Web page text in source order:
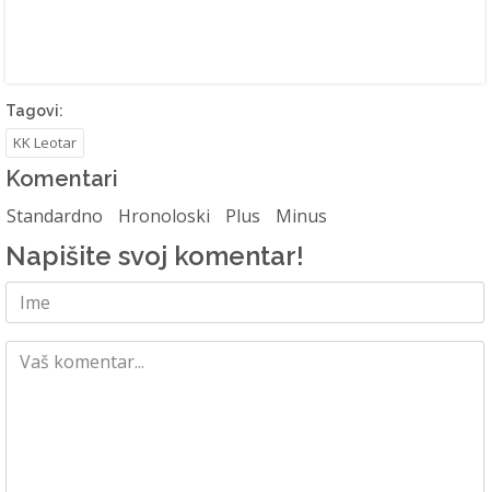
Tagovi:
KK Leotar
Komentari
Standardno Hronoloski Plus Minus
Napišite svoj komentar!